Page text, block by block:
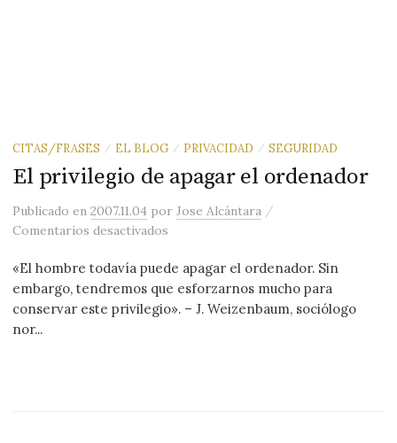
CITAS/FRASES / EL BLOG / PRIVACIDAD / SEGURIDAD
El privilegio de apagar el ordenador
Publicadoen2007.11.04 porJose Alcántara /
Comentarios desactivados
«El hombre todavía puede apagar el ordenador. Sin
embargo, tendremos que esforzarnos mucho para
conservar este privilegio». – J. Weizenbaum, sociólogo
nor...